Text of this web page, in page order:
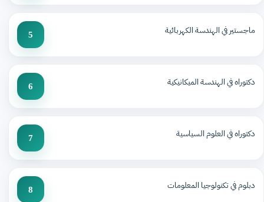
ماجستير في الهندسة الكهربائية 5
دكتوراه في الهندسة الميكانيكية 6
دكتوراه في العلوم السياسية 7
دبلوم في تكنولوجيا المعلومات 8